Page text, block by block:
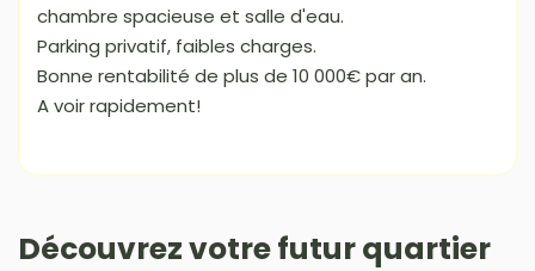
chambre spacieuse et salle d'eau.
Parking privatif, faibles charges.
Bonne rentabilité de plus de 10 000€ par an.
A voir rapidement!
Découvrez votre futur quartier